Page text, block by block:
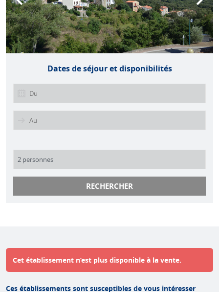
Dates de séjour et disponibilités
RECHERCHER
Cet établissement n’est plus disponible à la vente.
Ces établissements sont susceptibles de vous intéresser